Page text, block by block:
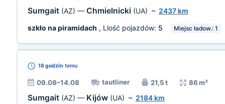
Sumgait (AZ) — Chmielnicki (UA) ~ 2437 km
szkło na piramidach , Llość pojazdów: 5 Miejsc ładow.: 1
18 godzin temu
09.08–14.08 tautliner 21,5 t 86 m³
Sumgait (AZ) — Kijów (UA) ~ 2184 km